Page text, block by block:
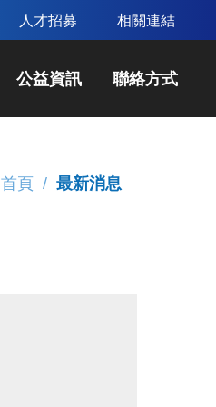
人才招募 相關連結
公益資訊 聯絡方式
首頁 最新消息